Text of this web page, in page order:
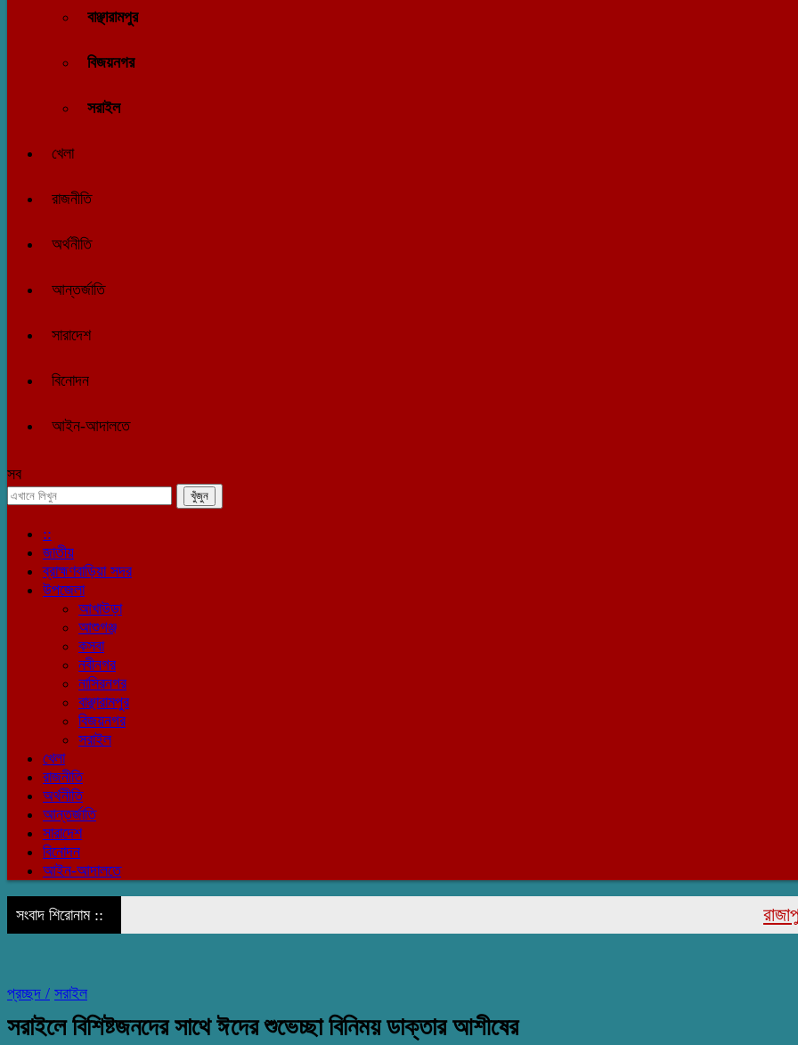
বাঞ্ছারামপুর
বিজয়নগর
সরাইল
খেলা
রাজনীতি
অর্থনীতি
আন্তর্জাতি
সারাদেশ
বিনোদন
আইন-আদালতে
সব
::
জাতীয়
ব্রাহ্মণবাড়িয়া সদর
উপজেলা
আখাউড়া
আশুগঞ্জ
কসবা
নবীনগর
নাসিরনগর
বাঞ্ছারামপুর
বিজয়নগর
সরাইল
খেলা
রাজনীতি
অর্থনীতি
আন্তর্জাতি
সারাদেশ
বিনোদন
আইন-আদালতে
সংবাদ শিরোনাম :: রাজাপুরে
প্রচ্ছদ / সরাইল
সরাইলে বিশিষ্টজনদের সাথে ঈদের শুভেচ্ছা বিনিময় ডাক্তার আশীষের